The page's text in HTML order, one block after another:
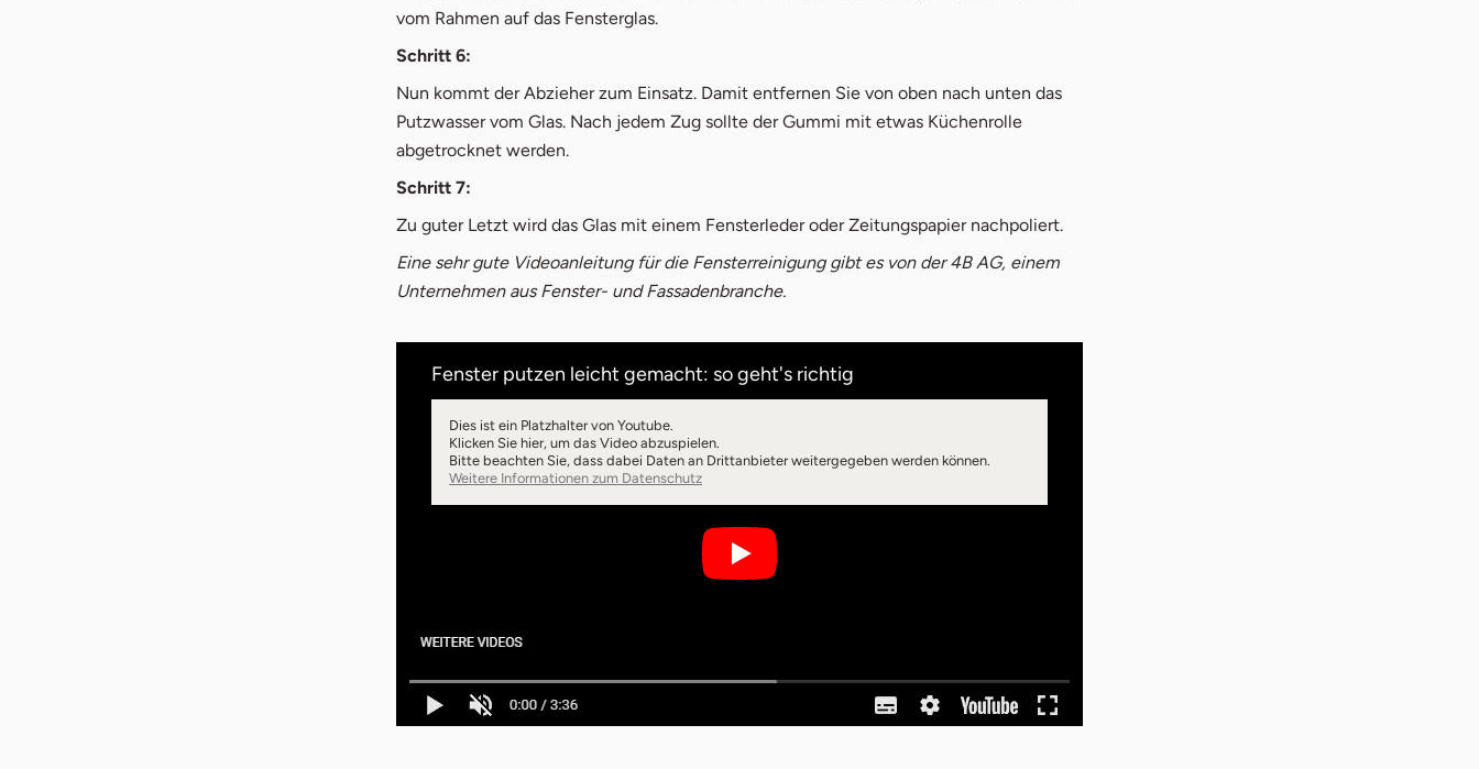
vom Rahmen auf das Fensterglas.
Schritt 6:
Nun kommt der Abzieher zum Einsatz. Damit entfernen Sie von oben nach unten das
Putzwasser vom Glas. Nach jedem Zug sollte der Gummi mit etwas Küchenrolle
abgetrocknet werden.
Schritt 7:
Zu guter Letzt wird das Glas mit einem Fensterleder oder Zeitungspapier nachpoliert.
Eine sehr gute Videoanleitung für die Fensterreinigung gibt es von der 4B AG, einem
Unternehmen aus Fenster- und Fassadenbranche.
Fenster putzen leicht gemacht: so geht's richtig
Dies ist ein Platzhalter von Youtube.
Klicken Sie hier, um das Video abzuspielen.
Bitte beachten Sie, dass dabei Daten an Drittanbieter weitergegeben werden können.
Weitere Informationen zum Datenschutzöffnet in neuem Fenster